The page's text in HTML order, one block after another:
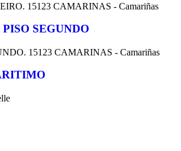
15123 CAMARINAS - Camariñas
SEGUNDO
15123 CAMARINAS - Camariñas